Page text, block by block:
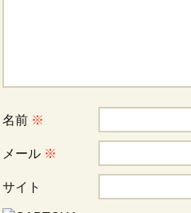
名前 ※
メール ※
サイト